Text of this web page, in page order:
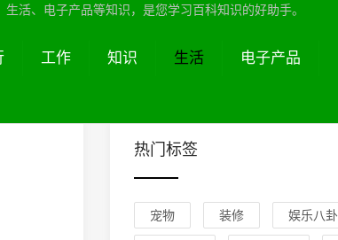
活、电子产品等知识，是您学习百科知识的好助手。
工作 知识 生活 电子产品
热门标签
宠物 装修 娱乐八卦